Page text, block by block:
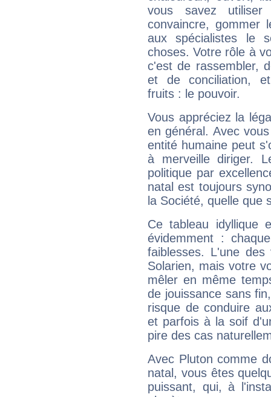
vous savez
convaincre, gommer
aux spécialistes le
choses. Votre rôle à
c'est de rassembler,
et de conciliation,
fruits : le pouvoir.
Vous appréciez la
en général. Avec
entité humaine peut
à merveille diriger.
politique par
natal est toujours
la Société, quelle que
Ce tableau idyllique
évidemment :
faiblesses. L'une
Solarien, mais votre
mêler en même
de jouissance sans
risque de conduire
et parfois à la soif
pire des cas
Avec Pluton comme
natal, vous êtes
puissant, qui, à